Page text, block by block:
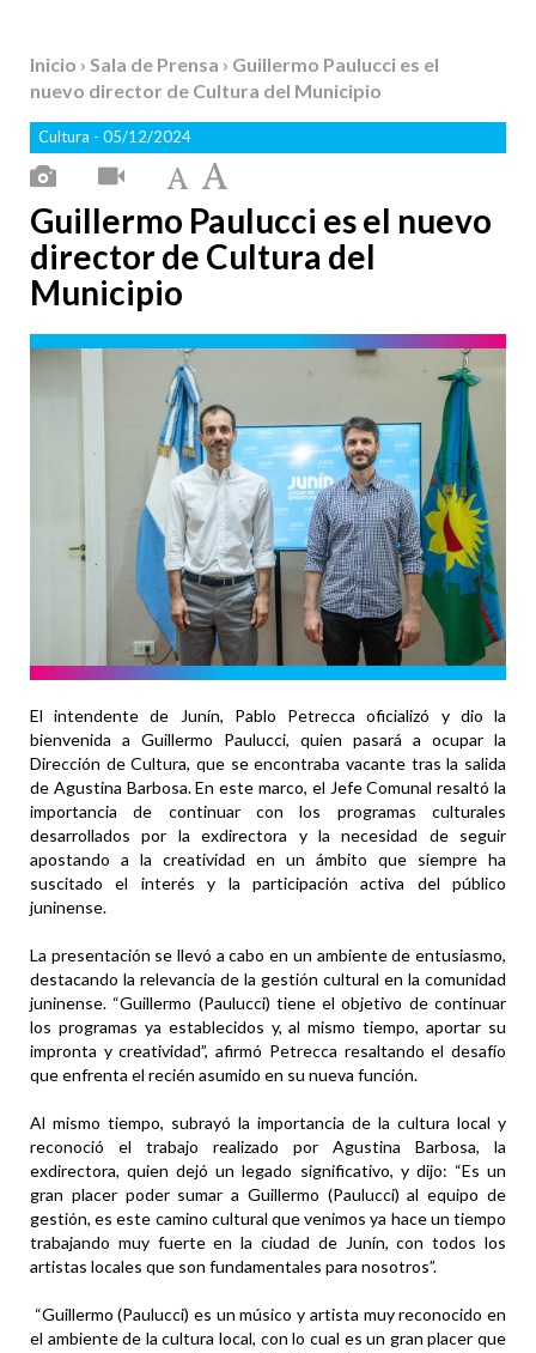
Inicio › Sala de Prensa › Guillermo Paulucci es el
nuevo director de Cultura del Municipio
Cultura - 05/12/2024
Guillermo Paulucci es el nuevo
director de Cultura del
Municipio
El intendente de Junín, Pablo Petrecca oficializó y dio la
bienvenida a Guillermo Paulucci, quien pasará a ocupar la
Dirección de Cultura, que se encontraba vacante tras la salida
de Agustina Barbosa. En este marco, el Jefe Comunal resaltó la
importancia de continuar con los programas culturales
desarrollados por la exdirectora y la necesidad de seguir
apostando a la creatividad en un ámbito que siempre ha
suscitado el interés y la participación activa del público
juninense.
La presentación se llevó a cabo en un ambiente de entusiasmo,
destacando la relevancia de la gestión cultural en la comunidad
juninense. “Guillermo (Paulucci) tiene el objetivo de continuar
los programas ya establecidos y, al mismo tiempo, aportar su
impronta y creatividad”, afirmó Petrecca resaltando el desafío
que enfrenta el recién asumido en su nueva función.
Al mismo tiempo, subrayó la importancia de la cultura local y
reconoció el trabajo realizado por Agustina Barbosa, la
exdirectora, quien dejó un legado significativo, y dijo: “Es un
gran placer poder sumar a Guillermo (Paulucci) al equipo de
gestión, es este camino cultural que venimos ya hace un tiempo
trabajando muy fuerte en la ciudad de Junín, con todos los
artistas locales que son fundamentales para nosotros”.
“Guillermo (Paulucci) es un músico y artista muy reconocido en
el ambiente de la cultura local, con lo cual es un gran placer que